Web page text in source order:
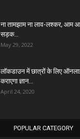
ना तामझाम ना लाव-लश्कर, आम
सड़क...
May 29, 2022
लॉकडाउन में छात्रों के लिए
कराएगा ज्ञान...
April 24, 2020
POPULAR CATEGORY